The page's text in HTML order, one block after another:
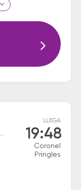
LLEGA
19:48
Coronel
Pringles